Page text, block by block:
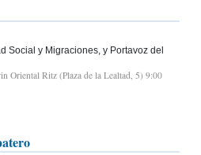
Social y Migraciones, y Portavoz del
Oriental Ritz (Plaza de la Lealtad, 5) 9:00